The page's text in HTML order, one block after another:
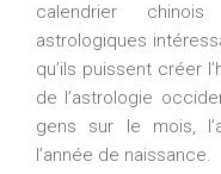
calendrier
astrologiques
qu’ils puissent créer
de l’astrologie
gens sur le mois,
l’année de naissance.